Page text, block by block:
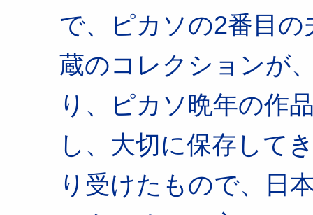
で、ピカソの2番目
蔵のコレクションが
り、ピカソ晩年の作
し、大切に保存して
り受けたもので、日